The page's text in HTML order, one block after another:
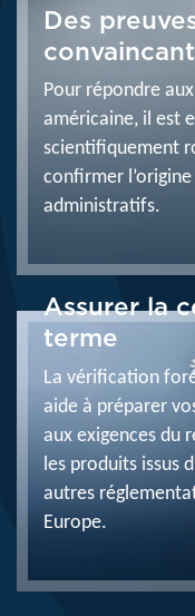
Des
Pour répondre
américaine, il est
scientifiquement
confirmer
administratifs.
Assurer la
terme
La vérification
aide à préparer
aux exigences du
les produits issus
autres
Europe.